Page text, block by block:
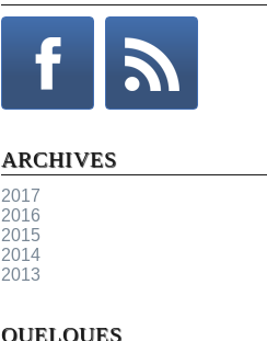
ARCHIVES
2017
2016
2015
2014
2013
QUELQUES